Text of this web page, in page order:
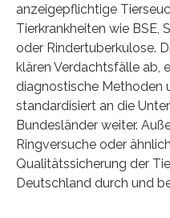
anzeigepflichtige
Tierkrankheiten wie BSE,
oder Rindertuberkulose.
klären Verdachtsfälle ab,
diagnostische Methoden
standardisiert an die
Bundesländer weiter.
Ringversuche oder
Qualitätssicherung der
Deutschland durch und